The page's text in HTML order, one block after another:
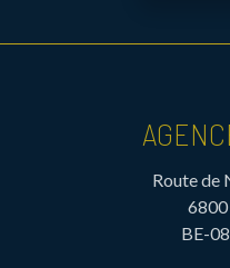
Route de
BE-